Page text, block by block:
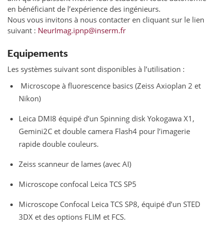
en bénéficiant de l’expérience des ingénieurs.
Nous vous invitons à nous contacter en cliquant sur le lien
suivant : NeurImag.ipnp@inserm.fr
Equipements
Les systèmes suivant sont disponibles à l’utilisation :
Microscope à fluorescence basics (Zeiss Axioplan 2 et
Nikon)
Leica DMI8 équipé d’un Spinning disk Yokogawa X1,
Gemini2C et double camera Flash4 pour l’imagerie
rapide double couleurs.
Zeiss scanneur de lames (avec AI)
Microscope confocal Leica TCS SP5
Microscope Confocal Leica TCS SP8, équipé d’un STED
3DX et des options FLIM et FCS.